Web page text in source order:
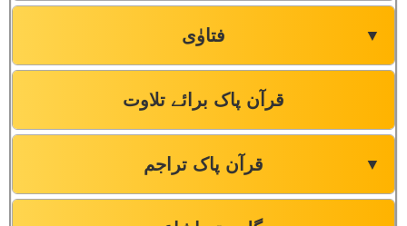
فتاوٰی ▼
قرآن پاک برائے تلاوت
قرآن پاک تراجم ▼